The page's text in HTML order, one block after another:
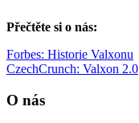
Přečtěte si o nás:
Forbes: Historie Valxonu
CzechCrunch: Valxon 2.0
O nás